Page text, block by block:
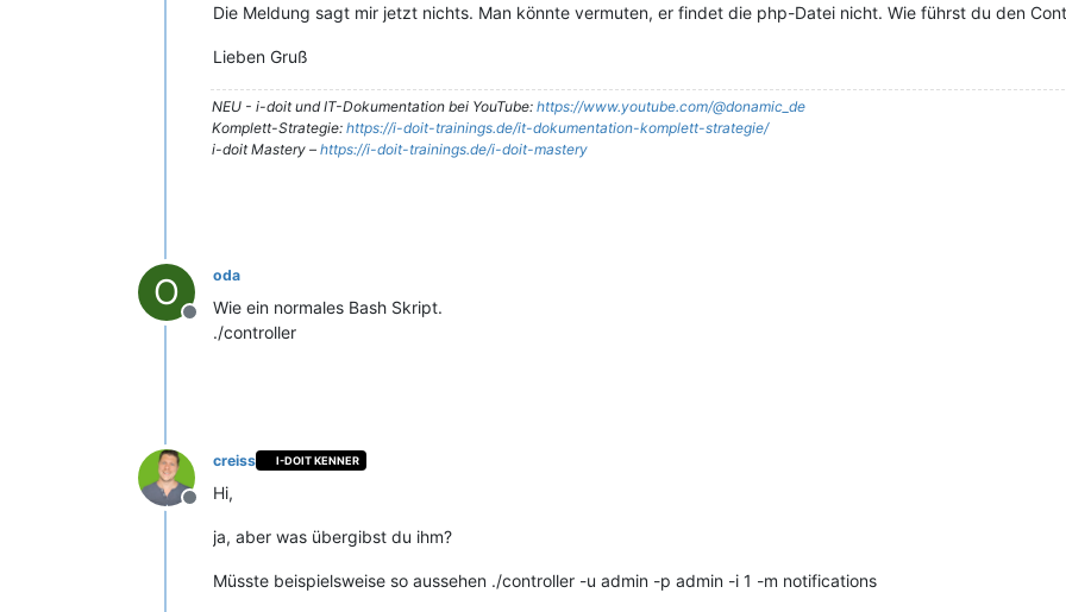
Die Meldung sagt mir jetzt nichts. Man könnte vermuten, er findet die php-Datei nicht. Wie führst du den
Lieben Gruß
NEU - i-doit und IT-Dokumentation bei YouTube: https://www.youtube.com/@donamic_de
Komplett-Strategie: https://i-doit-trainings.de/it-dokumentation-komplett-strategie/
i-doit Mastery – https://i-doit-trainings.de/i-doit-mastery
O
Offline
oda
Wie ein normales Bash Skript.
./controller
Offline
creiss I-DOIT KENNER
Hi,
ja, aber was übergibst du ihm?
Müsste beispielsweise so aussehen ./controller -u admin -p admin -i 1 -m notifications